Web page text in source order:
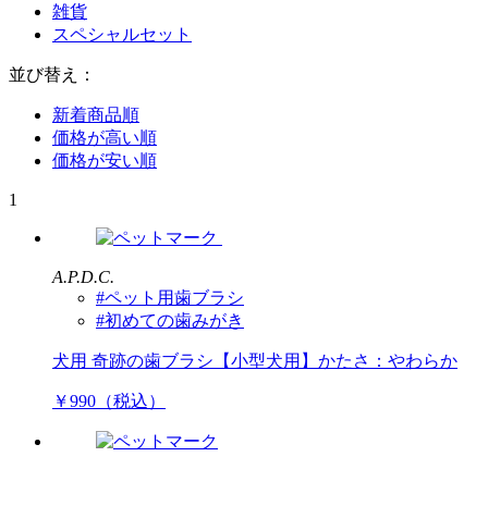
雑貨
スペシャルセット
並び替え：
新着商品順
価格が高い順
価格が安い順
1
A.P.D.C.
#ペット用歯ブラシ
#初めての歯みがき
犬用 奇跡の歯ブラシ【小型犬用】かたさ：やわらか
￥990（税込）